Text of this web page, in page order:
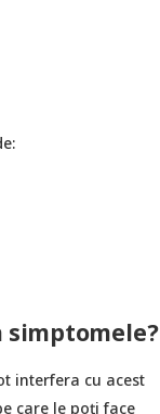
simptomele?
interfera cu acest
care le poți face